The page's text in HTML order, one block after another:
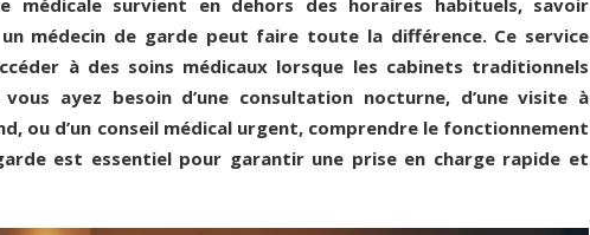
médicale survient en dehors des horaires habituels, savoir
médecin de garde peut faire toute la différence. Ce service
à des soins médicaux lorsque les cabinets traditionnels
ayez besoin d’une consultation nocturne, d’une visite à
ou d’un conseil médical urgent, comprendre le fonctionnement
est essentiel pour garantir une prise en charge rapide et